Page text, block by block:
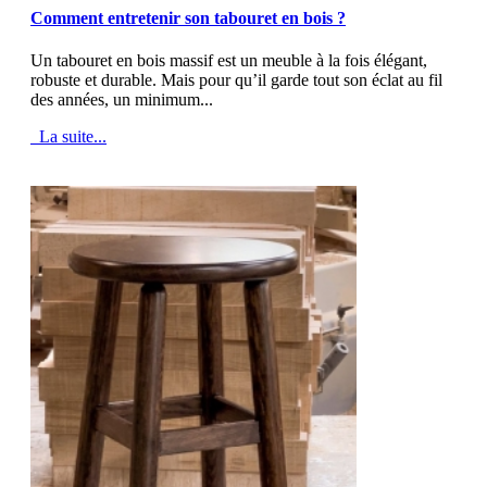
Comment entretenir son tabouret en bois ?
Un tabouret en bois massif est un meuble à la fois élégant,
robuste et durable. Mais pour qu’il garde tout son éclat au fil
des années, un minimum...
La suite...